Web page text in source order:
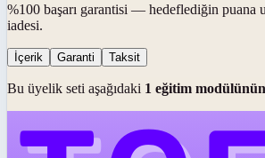
%100 başarı garantisi — hedeflediğin puana
iadesi.
İçerik Garanti Taksit
Bu üyelik seti aşağıdaki 1 eğitim modülünün